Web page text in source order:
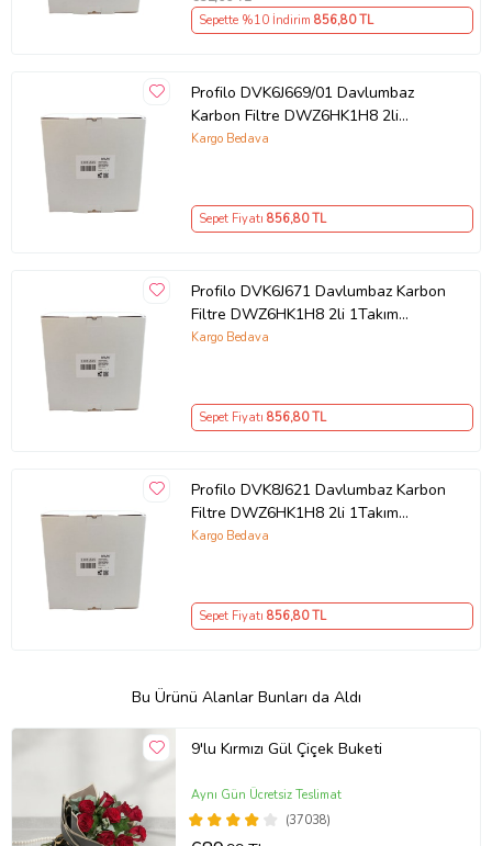
Sepette %10 İndirim 856,80 TL
Profilo DVK6J669/01 Davlumbaz
Karbon Filtre DWZ6HK1H8 2li
1Takım Bacasız Aspiratör Kömür
Kargo Bedava
Sepet Fiyatı 856,80 TL
Profilo DVK6J671 Davlumbaz Karbon
Filtre DWZ6HK1H8 2li 1Takım
Bacasız Aspiratör Kömür Filtresi
Kargo Bedava
Sepet Fiyatı 856,80 TL
Profilo DVK8J621 Davlumbaz Karbon
Filtre DWZ6HK1H8 2li 1Takım
Bacasız Aspiratör Kömür Filtresi
Kargo Bedava
Sepet Fiyatı 856,80 TL
Bu Ürünü Alanlar Bunları da Aldı
9'lu Kırmızı Gül Çiçek Buketi
(37038)
Aynı Gün Ücretsiz Teslimat